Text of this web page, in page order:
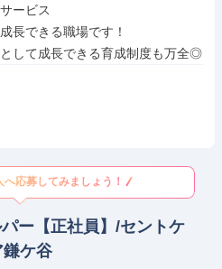
ービス
長できる職場です！
して成長できる育成制度も万全◎
応募してみましょう！
ー【正社員】/セントケ
鎌ケ谷